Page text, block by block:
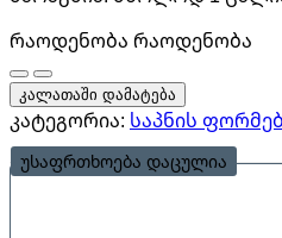
რაოდენობა რაოდენობა
კალათაში დამატება
კატეგორია: საპნის
უსაფრთხოება დაცულია